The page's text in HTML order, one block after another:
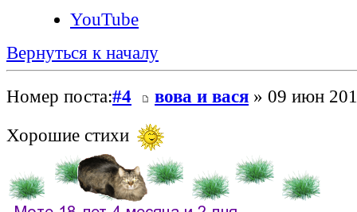
YouTube
Вернуться к началу
Номер поста:#4 вова и вася » 09 июн
Хорошие стихи